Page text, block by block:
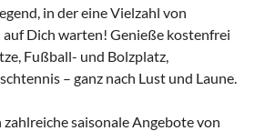
in der eine Vielzahl von
Dich warten! Genieße kostenfrei
Fußball- und Bolzplatz,
– ganz nach Lust und Laune.
saisonale Angebote von